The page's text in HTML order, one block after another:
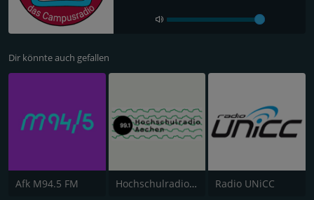
Dir könnte auch gefallen
Afk M94.5 FM Hochschulradio Aachen Radio UNiCC